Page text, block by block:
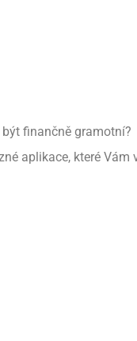
finančně gramotní?
aplikace, které Vám